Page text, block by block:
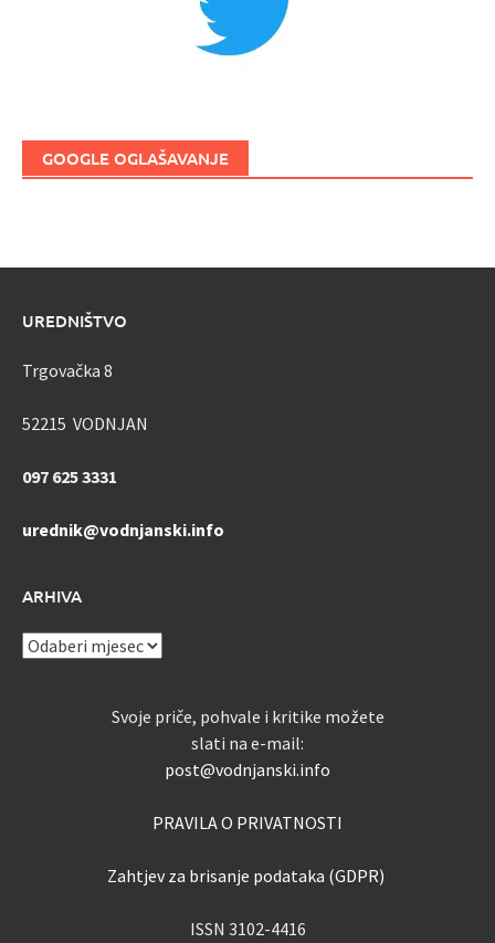
GOOGLE OGLAŠAVANJE
UREDNIŠTVO
Trgovačka 8
52215 VODNJAN
097 625 3331
urednik@vodnjanski.info
ARHIVA
ARHIVA
Svoje priče, pohvale i kritike možete
slati na e-mail:
post@vodnjanski.info
PRAVILA O PRIVATNOSTI
Zahtjev za brisanje podataka (GDPR)
ISSN 3102-4416